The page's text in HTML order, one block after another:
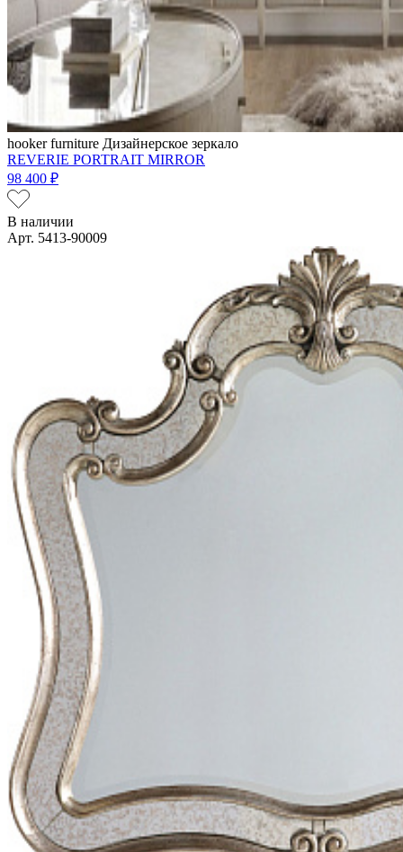
hooker furniture Дизайнерское зеркало
REVERIE PORTRAIT MIRROR
98 400 ₽
В наличии
Арт. 5413-90009